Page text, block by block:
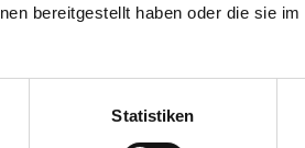
bereitgestellt haben oder die sie
Statistiken
Jahres noch intensiver
und hohe Qualität in der